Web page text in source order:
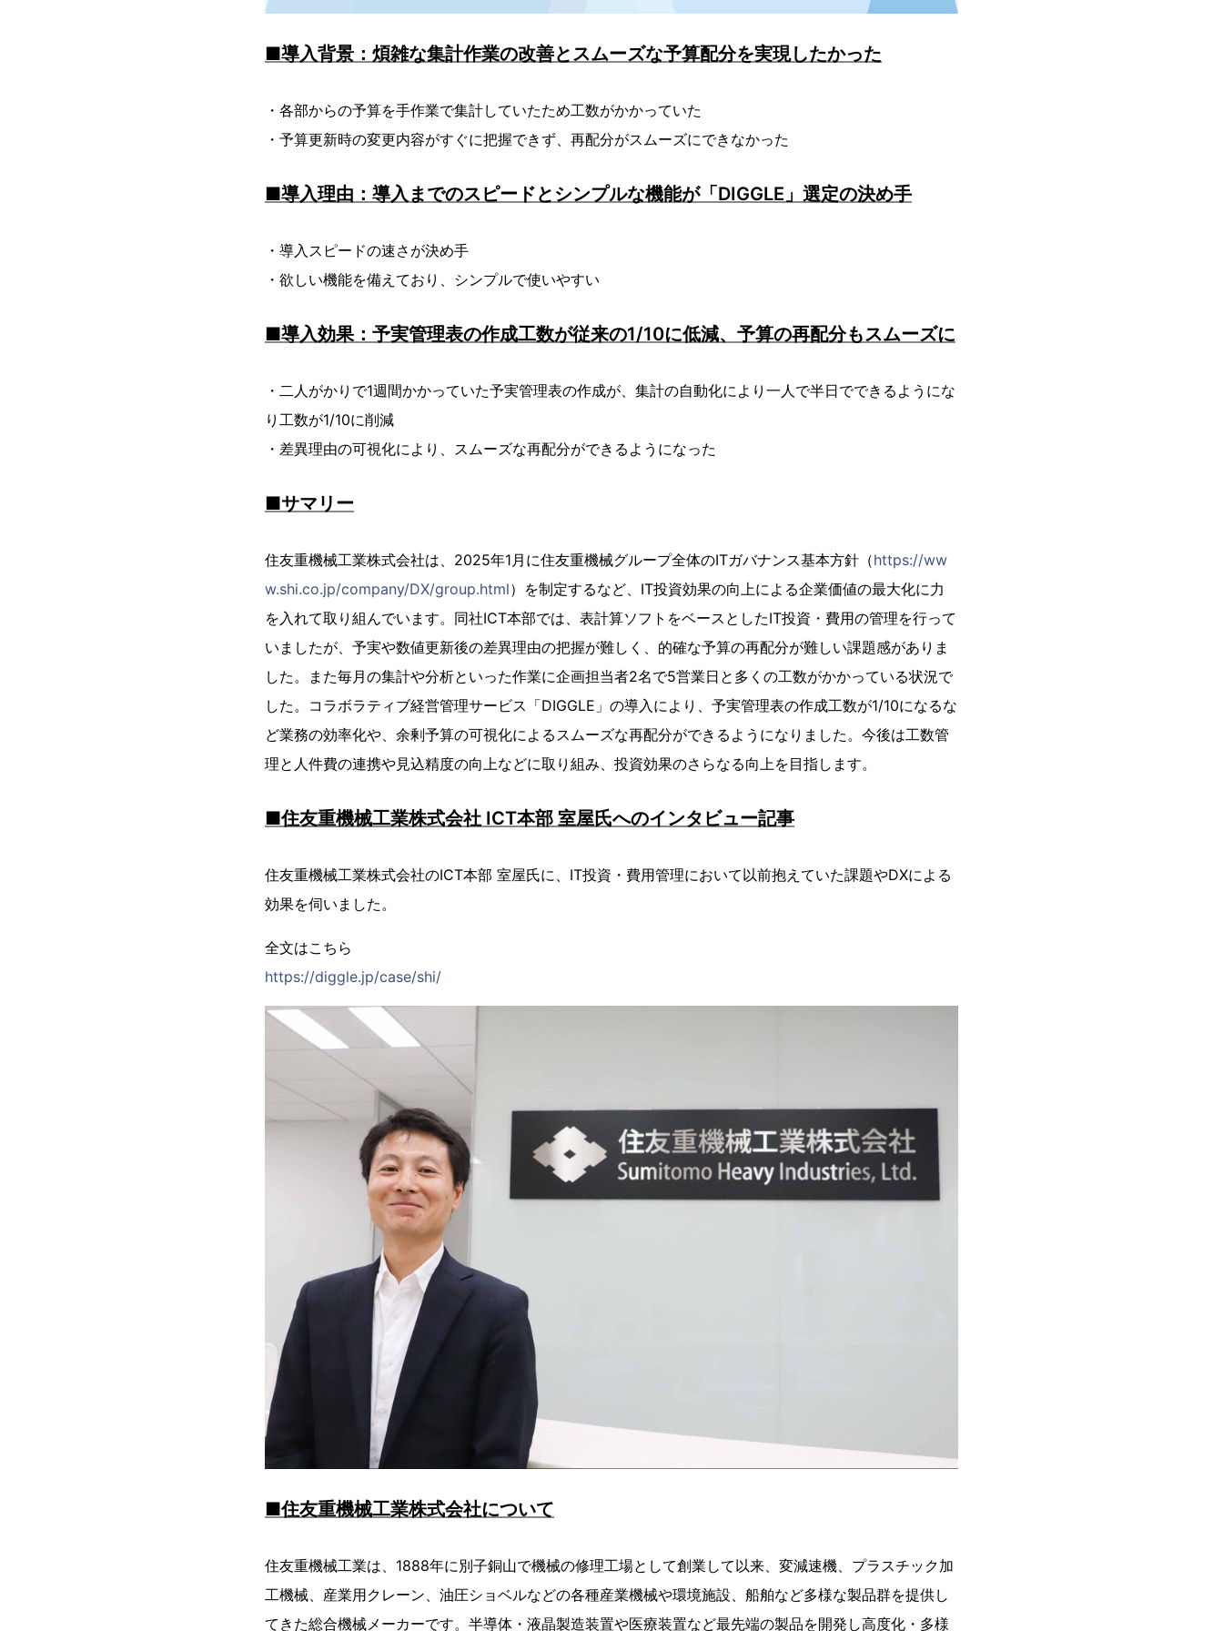
■導入背景：煩雑な集計作業の改善とスムーズな予算配分を実現したかった
・各部からの予算を手作業で集計していたため工数がかかっていた
・予算更新時の変更内容がすぐに把握できず、再配分がスムーズにできなかった
■導入理由：導入までのスピードとシンプルな機能が「DIGGLE」選定の決め手
・導入スピードの速さが決め手
・欲しい機能を備えており、シンプルで使いやすい
■導入効果：予実管理表の作成工数が従来の1/10に低減、予算の再配分もスムーズに
・二人がかりで1週間かかっていた予実管理表の作成が、集計の自動化により一人で半日でできるようにな
り工数が1/10に削減
・差異理由の可視化により、スムーズな再配分ができるようになった
■サマリー
住友重機械工業株式会社は、2025年1月に住友重機械グループ全体のITガバナンス基本方針（https://ww
w.shi.co.jp/company/DX/group.html）を制定するなど、IT投資効果の向上による企業価値の最大化に力
を入れて取り組んでいます。同社ICT本部では、表計算ソフトをベースとしたIT投資・費用の管理を行って
いましたが、予実や数値更新後の差異理由の把握が難しく、的確な予算の再配分が難しい課題感がありま
した。また毎月の集計や分析といった作業に企画担当者2名で5営業日と多くの工数がかかっている状況で
した。コラボラティブ経営管理サービス「DIGGLE」の導入により、予実管理表の作成工数が1/10になるな
ど業務の効率化や、余剰予算の可視化によるスムーズな再配分ができるようになりました。今後は工数管
理と人件費の連携や見込精度の向上などに取り組み、投資効果のさらなる向上を目指します。
■住友重機械工業株式会社 ICT本部 室屋氏へのインタビュー記事
住友重機械工業株式会社のICT本部 室屋氏に、IT投資・費用管理において以前抱えていた課題やDXによる
効果を伺いました。
全文はこちら
https://diggle.jp/case/shi/
■住友重機械工業株式会社について
住友重機械工業は、1888年に別子銅山で機械の修理工場として創業して以来、変減速機、プラスチック加
工機械、産業用クレーン、油圧ショベルなどの各種産業機械や環境施設、船舶など多様な製品群を提供し
てきた総合機械メーカーです。半導体・液晶製造装置や医療装置など最先端の製品を開発し高度化・多様